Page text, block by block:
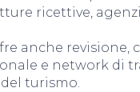
ricettive,
anche revisione,
e network di
turismo.